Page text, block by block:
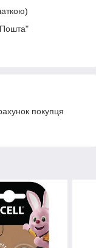
Пошта"
покупця